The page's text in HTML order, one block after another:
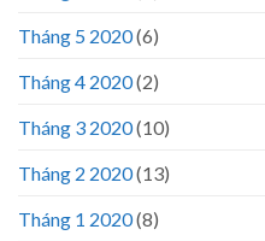
Tháng 5 2020(6)
Tháng 4 2020(2)
Tháng 3 2020(10)
Tháng 2 2020(13)
Tháng 1 2020(8)